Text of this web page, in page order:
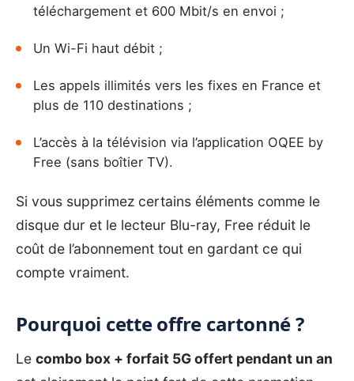
téléchargement et 600 Mbit/s en envoi ;
Un Wi-Fi haut débit ;
Les appels illimités vers les fixes en France et
plus de 110 destinations ;
L’accès à la télévision via l’application OQEE by
Free (sans boîtier TV).
Si vous supprimez certains éléments comme le
disque dur et le lecteur Blu-ray, Free réduit le
coût de l’abonnement tout en gardant ce qui
compte vraiment.
Pourquoi cette offre cartonné ?
Le combo box + forfait 5G offert pendant un an